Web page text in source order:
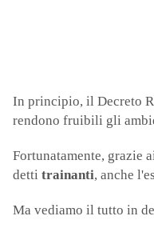
In principio, il Decreto
rendono fruibili gli
Fortunatamente, grazie
detti trainanti, anche
Ma vediamo il tutto in